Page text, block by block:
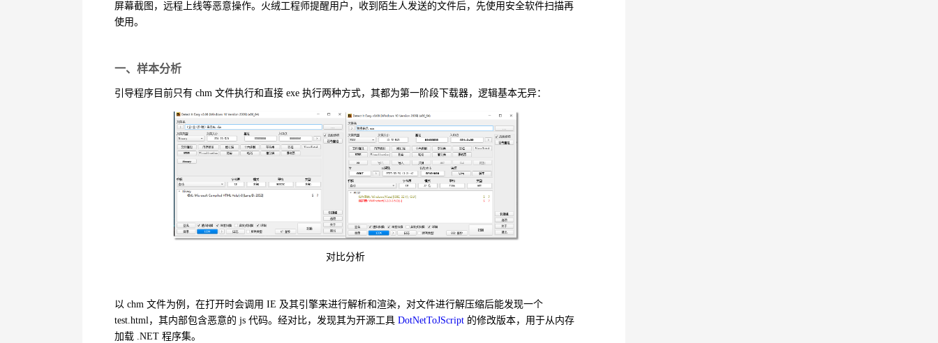
屏幕截图，远程上线等恶意操作。火绒工程师提醒用户，收到陌生人发送的文件后，先使用安全软件扫描再
使用。
一、样本分析
引导程序目前只有chm 文件执行和直接exe 执行两种方式，其都为第一阶段下载器，逻辑基本无异：
对比分析
以 chm 文件为例，在打开时会调用 IE 及其引擎来进行解析和渲染，对文件进行解压缩后能发现一个
test.html，其内部包含恶意的 js 代码。经对比，发现其为开源工具 DotNetToJScript 的修改版本，用于从内存
加载.NET 程序集。